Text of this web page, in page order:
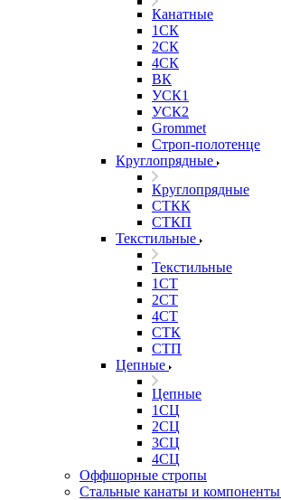
Канатные
1СК
2СК
4СК
ВК
УСК1
УСК2
Grommet
Строп-полотенце
Круглопрядные
Круглопрядные
СТКК
СТКП
Текстильные
Текстильные
1СТ
2СТ
4СТ
СТК
СТП
Цепные
Цепные
1СЦ
2СЦ
3СЦ
4СЦ
Оффшорные стропы
Стальные канаты и компоненты